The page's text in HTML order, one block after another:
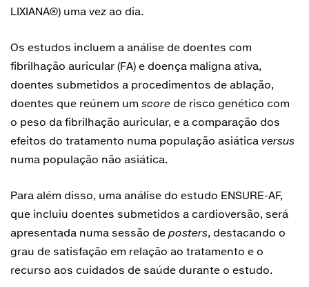
LIXIANA®) uma vez ao dia.
Os estudos incluem a análise de doentes com
fibrilhação auricular (FA) e doença maligna ativa,
doentes submetidos a procedimentos de ablação,
doentes que reúnem um score de risco genético com
o peso da fibrilhação auricular, e a comparação dos
efeitos do tratamento numa população asiática versus
numa população não asiática.
Para além disso, uma análise do estudo ENSURE-AF,
que incluiu doentes submetidos a cardioversão, será
apresentada numa sessão de posters, destacando o
grau de satisfação em relação ao tratamento e o
recurso aos cuidados de saúde durante o estudo.